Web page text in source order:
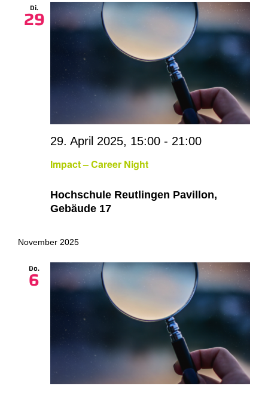
Di.
29
Impact – Career Night
29. April 2025, 15:00 - 21:00
Hochschule Reutlingen Pavillon,
Gebäude 17
November 2025
Do.
6